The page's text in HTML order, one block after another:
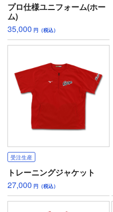
プロ仕様ユニフォーム(ホー
ム)
35,000 円（税込）
受注生産
トレーニングジャケット
27,000 円（税込）